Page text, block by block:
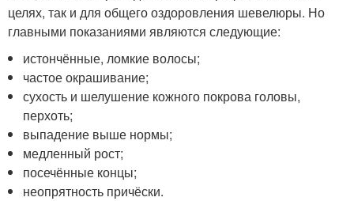
целях, так и для общего оздоровления шевелюры. Но
главными показаниями являются следующие:
истончённые, ломкие волосы;
частое окрашивание;
сухость и шелушение кожного покрова головы,
перхоть;
выпадение выше нормы;
медленный рост;
посечённые концы;
неопрятность причёски.